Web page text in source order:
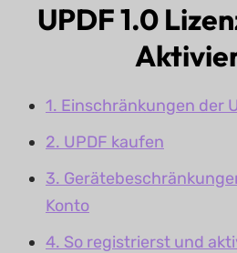
UPDF 1.0
1. Einschränkungen der
2. UPDF kaufen
3.
Konto
4. So registrierst und